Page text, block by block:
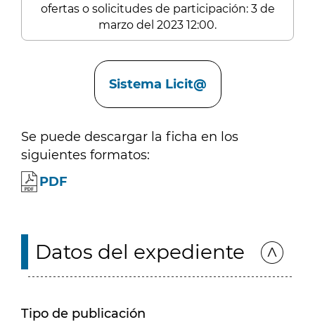
ofertas o solicitudes de participación: 3 de
marzo del 2023 12:00.
Sistema Licit@
Se puede descargar la ficha en los
siguientes formatos:
PDF
Datos del expediente
Tipo de publicación